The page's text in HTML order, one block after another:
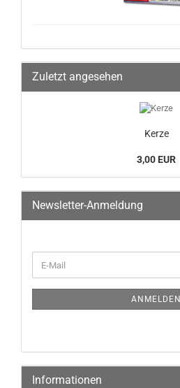
Zuletzt angesehen
Kerze
3,00 EUR
Newsletter-Anmeldung
ANMELDEN
Informationen